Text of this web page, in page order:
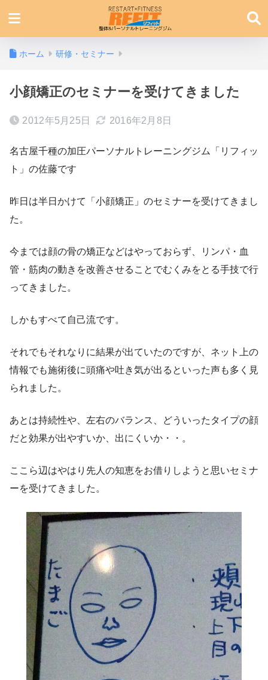
ホーム 研修・セミナー
小顔矯正のセミナーを受けてきました
2012年5月25日 2016年2月8日
名古屋千種の加圧パーソナルトレーニングジム「リフィッ
ト」の佐藤です
昨日は半日かけて「小顔矯正」のセミナーを受けてきまし
た。
今までは顔の骨の矯正などはやっておらず、リンパ・血
管・筋肉の動きを改善させることでむくみをとる手技で行
ってきました。
しかもすべて自己流です。
それでもそれなりに結果が出ていたのですが、ネット上の
情報でも施術後に頭痛や吐き気が出るといった声も多く見
られました。
あとは持続性や、左右のバランス、どういったタイプの顔
だと効果が出やすいか、出にくいか・・。
ここら辺はやはり先人の知恵をお借りしようと思いセミナ
ーを受けてきました。